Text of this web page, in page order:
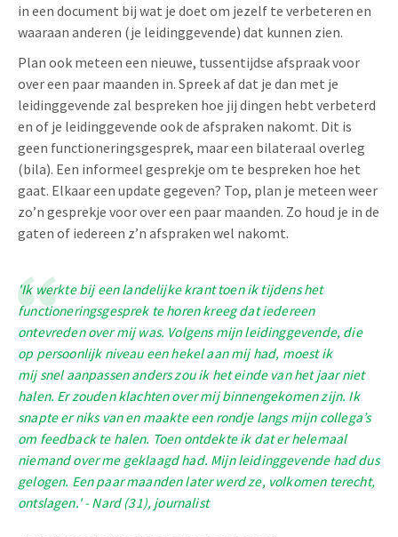
in een document bij wat je doet om jezelf te verbeteren en
waaraan anderen (je leidinggevende) dat kunnen zien.
Plan ook meteen een nieuwe, tussentijdse afspraak voor
over een paar maanden in. Spreek af dat je dan met je
leidinggevende zal bespreken hoe jij dingen hebt verbeterd
en of je leidinggevende ook de afspraken nakomt. Dit is
geen functioneringsgesprek, maar een bilateraal overleg
(bila). Een informeel gesprekje om te bespreken hoe het
gaat. Elkaar een update gegeven? Top, plan je meteen weer
zo’n gesprekje voor over een paar maanden. Zo houd je in de
gaten of iedereen z’n afspraken wel nakomt.
'Ik werkte bij een landelijke krant toen ik tijdens het
functioneringsgesprek te horen kreeg dat iedereen
ontevreden over mij was. Volgens mijn leidinggevende, die
op persoonlijk niveau een hekel aan mij had, moest ik
mij snel aanpassen anders zou ik het einde van het jaar niet
halen. Er zouden klachten over mij binnengekomen zijn. Ik
snapte er niks van en maakte een rondje langs mijn collega’s
om feedback te halen. Toen ontdekte ik dat er helemaal
niemand over me geklaagd had. Mijn leidinggevende had dus
gelogen. Een paar maanden later werd ze, volkomen terecht,
ontslagen.' - Nard (31), journalist